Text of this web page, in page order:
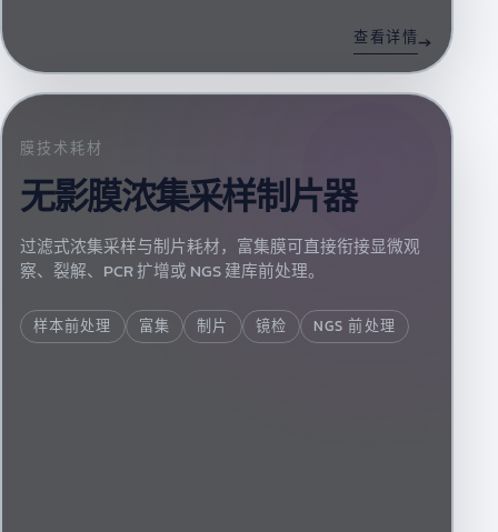
查看详情
膜技术耗材
无影膜浓集采样制片器
过滤式浓集采样与制片耗材，富集膜可直接衔接显微观
察、裂解、PCR 扩增或 NGS 建库前处理。
样本前处理 富集 制片 镜检 NGS 前处理